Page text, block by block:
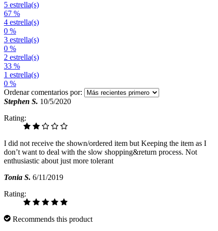
5 estrella(s)
67 %
4 estrella(s)
0 %
3 estrella(s)
0 %
2 estrella(s)
33 %
1 estrella(s)
0 %
Ordenar comentarios por:
Stephen S. 10/5/2020
Rating:
I did not receive the shown/ordered item but Keeping the item as I
don’t want to deal with the slow shopping&return process. Not
enthusiastic about just more tolerant
Tonia S. 6/11/2019
Rating:
Recommends this product